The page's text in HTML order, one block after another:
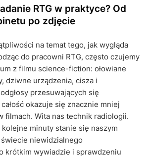
RTG w praktyce? Od
po zdjęcie
na temat tego, jak wygląda
do pracowni RTG, często czujemy
z filmu science-fiction: ołowiane
dziwne urządzenia, cisza i
przesuwających się
okazuje się znacznie mniej
filmach. Wita nas technik radiologii.
minuty stanie się naszym
niewidzialnego
krótkim wywiadzie i sprawdzeniu